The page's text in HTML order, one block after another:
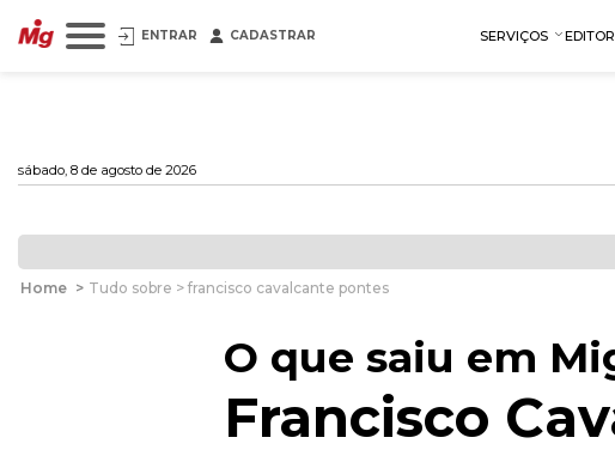
ENTRAR CADASTRAR SERVIÇOS
sábado, 8 de agosto de 2026
Home > Tudo sobre > francisco cavalcante pontes
O que saiu em
Francisco